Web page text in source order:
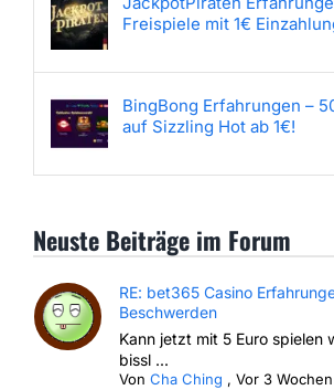
Freispiele mit 1€
BingBong Erfahrungen –
auf Sizzling Hot ab 1€!
Neuste Beiträge im Forum
RE: bet365 Casino
Beschwerden
Kann jetzt mit 5 Euro spielen
bissl ...
VonCha Ching ,Vor 3 Wochen